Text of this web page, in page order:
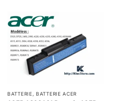
BATTERIE,BATTERIE ACER